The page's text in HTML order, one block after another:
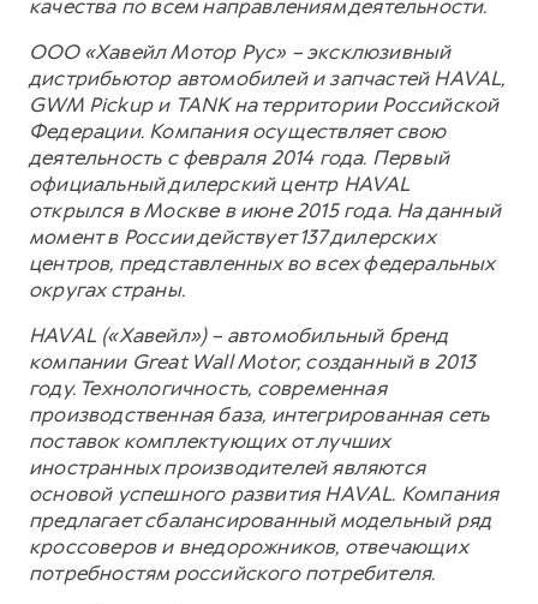
качества по всем направлениям деятельности.
ООО «Хавейл Мотор Рус» – эксклюзивный
дистрибьютор автомобилей и запчастей HAVAL,
GWM Pickup и TANK на территории Российской
Федерации. Компания осуществляет свою
деятельность с февраля 2014 года. Первый
официальный дилерский центр HAVAL
открылся в Москве в июне 2015 года. На данный
момент в России действует 137 дилерских
центров, представленных во всех федеральных
округах страны.
HAVAL («Хавейл») – автомобильный бренд
компании Great Wall Motor, созданный в 2013
году. Технологичность, современная
производственная база, интегрированная сеть
поставок комплектующих от лучших
иностранных производителей являются
основой успешного развития HAVAL. Компания
предлагает сбалансированный модельный ряд
кроссоверов и внедорожников, отвечающих
потребностям российского потребителя.